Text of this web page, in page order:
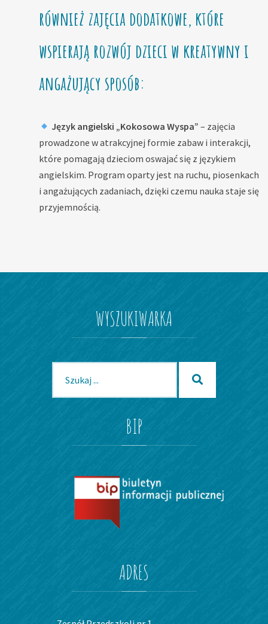
również zajęcia dodatkowe, które
wspierają rozwój dzieci w kreatywny i
angażujący sposób:
Język angielski „Kokosowa Wyspa” – zajęcia
prowadzone w atrakcyjnej formie zabaw i interakcji,
które pomagają dzieciom oswajać się z językiem
angielskim. Program oparty jest na ruchu, piosenkach
i angażujących zadaniach, dzięki czemu nauka staje się
przyjemnością.
WYSZUKIWARKA
dla:
BIP
ADRES